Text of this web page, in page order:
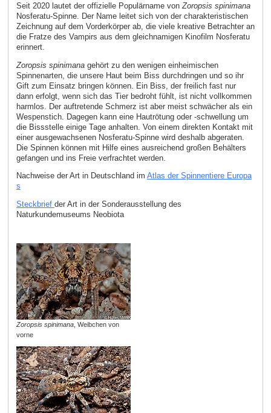
Seit 2020 lautet der offizielle Populärname von Zoropsis spinimana
Nosferatu-Spinne. Der Name leitet sich von der charakteristischen
Zeichnung auf dem Vorderkörper ab, die viele kreative Betrachter an
die Fratze des Vampirs aus dem gleichnamigen Kinofilm Nosferatu
erinnert.
Zoropsis spinimanagehört zu den wenigen einheimischen
Spinnenarten, die unsere Haut beim Biss durchdringen und so ihr
Gift zum Einsatz bringen können. Ein Biss, der freilich fast nur
dann erfolgt, wenn sich das Tier bedroht fühlt, ist nicht vollkommen
harmlos. Der auftretende Schmerz ist aber meist schwächer als ein
Wespenstich. Dagegen kann eine Hautrötung oder -schwellung um
die Bissstelle einige Tage anhalten. Von einem direkten Kontakt mit
einer ausgewachsenen Nosferatu-Spinne wird deshalb abgeraten.
Die Spinnen können mit Hilfe eines ausreichend großen Behälters
gefangen und ins Freie verfrachtet werden.
Nachweise der Art in Deutschland im Atlas der Spinnentiere Europa
s
Steckbrief der Art in der Sonderausstellung des
Naturkundemuseums Neobiota
Zoropsis spinimana, Weibchen von
vorne